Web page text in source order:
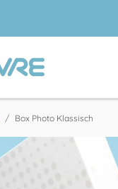
Box Photo Klassisch